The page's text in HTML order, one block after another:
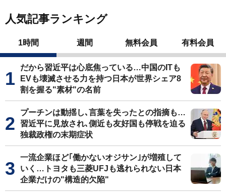
人気記事ランキング
1時間 週間 無料会員 有料会員
だから習近平は心底焦っている…中国のITも
EVも壊滅させる力を持つ日本が世界シェア8
割を握る"素材"の名前
プーチンは動揺し､言葉を失ったとの指摘も…
習近平に見放され､側近も友好国も停戦を迫る
独裁政権の末期症状
一流企業ほど｢働かないオジサン｣が増殖して
いく…トヨタも三菱UFJも逃れられない日本
企業だけの"構造的欠陥"